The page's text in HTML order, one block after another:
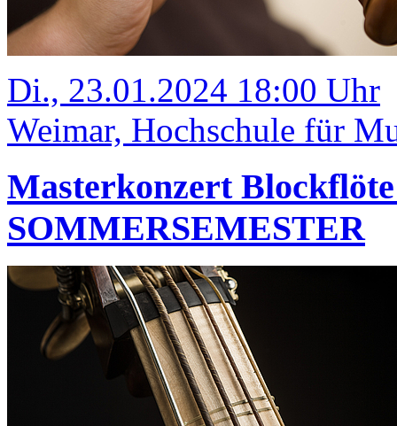
Di., 23.01.2024 18:00 Uhr
Weimar, Hochschule für
Masterkonzert
SOMMERSEMESTER